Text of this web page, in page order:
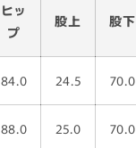
ヒッ
プ
股上 股下
84.0 24.5 70.0
88.0 25.0 70.0